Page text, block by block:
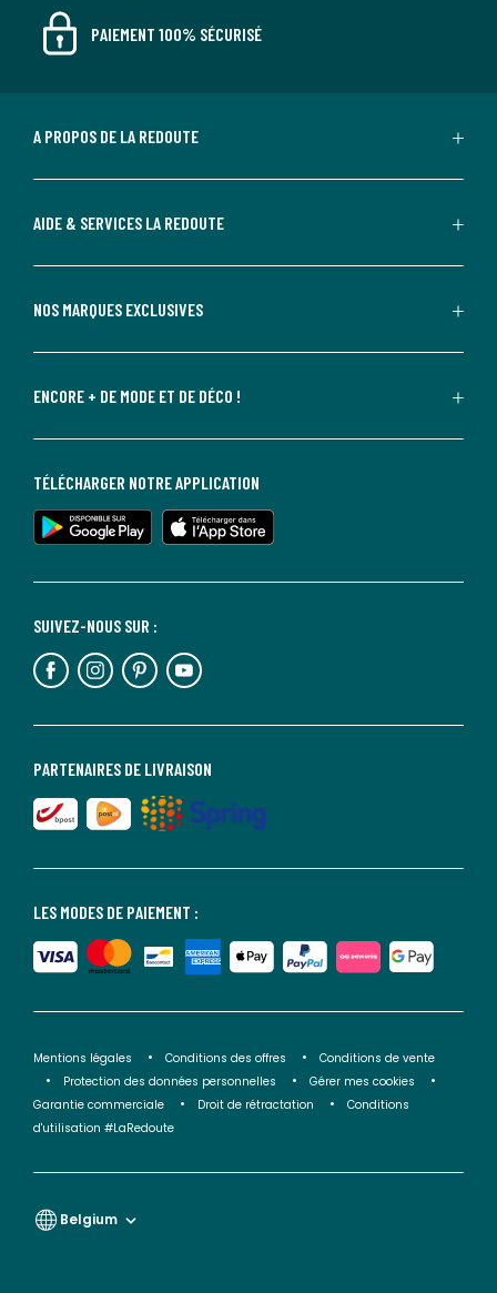
PAIEMENT 100% SÉCURISÉ
A PROPOS DE LA REDOUTE
AIDE & SERVICES LA REDOUTE
NOS MARQUES EXCLUSIVES
ENCORE + DE MODE ET DE DÉCO !
LES MODES DE PAIEMENT :
PARTENAIRES DE LIVRAISON
SUIVEZ-NOUS SUR :
TÉLÉCHARGER NOTRE APPLICATION
Mentions légales Conditions des offres
Conditions de vente
Protection des données personnelles
Gérer mes cookies
Garantie commerciale
Droit de rétractation
Conditions
d'utilisation #LaRedoute
Belgium